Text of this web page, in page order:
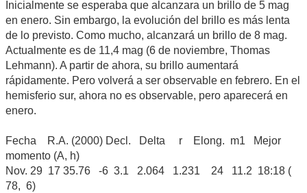
Inicialmente se esperaba que alcanzara un brillo de 5 mag
en enero. Sin embargo, la evolución del brillo es más lenta
de lo previsto. Como mucho, alcanzará un brillo de 8 mag.
Actualmente es de 11,4 mag (6 de noviembre, Thomas
Lehmann). A partir de ahora, su brillo aumentará
rápidamente. Pero volverá a ser observable en febrero. En el
hemisferio sur, ahora no es observable, pero aparecerá en
enero.
Fecha R.A. (2000) Decl. Delta r Elong. m1 Mejor
momento (A, h)
Nov. 29 17 35.76 -6 3.1 2.064 1.231 24 11.2 18:18 (
78, 6)